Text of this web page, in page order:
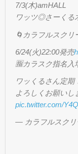
7/3(木)amHALL
ワッツ◎さーくる
🌀カラフルスクリ
6/24(火)22:00発売
🈯️カラスク指名入
ワッくるさん定期
よろしくお願いし
pic.twitter.com/
— カラフルスクリ